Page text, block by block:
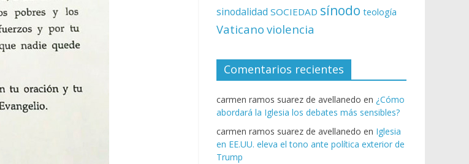
sinodalidad SOCIEDAD sínodo teología
Vaticano violencia
Comentarios recientes
carmen ramos suarez de avellanedo en ¿Cómo
abordará la Iglesia los debates más sensibles?
carmen ramos suarez de avellanedo en Iglesia
en EE.UU. eleva el tono ante política exterior de
Trump